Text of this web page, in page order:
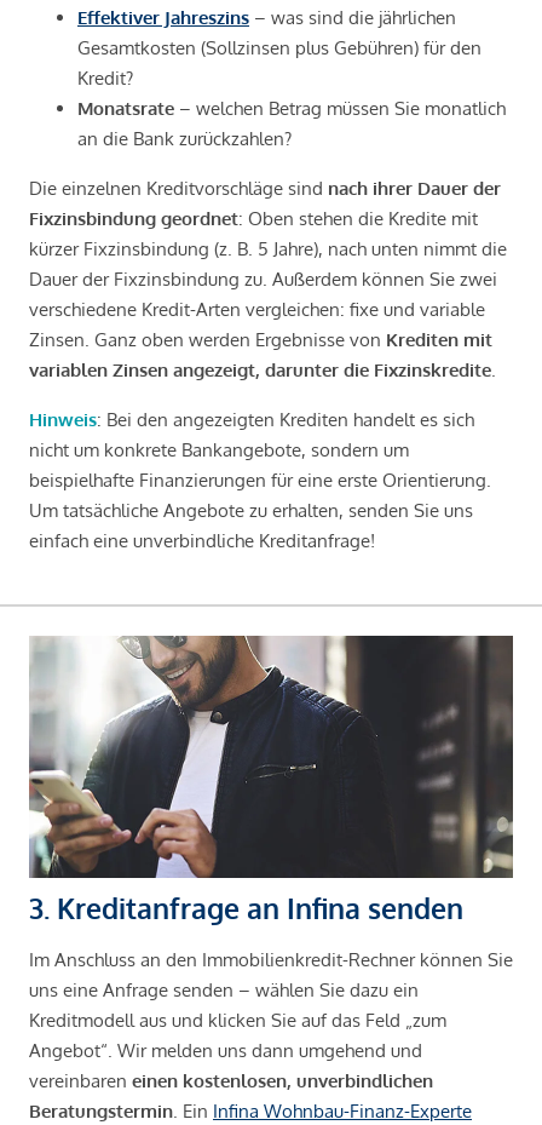
Effektiver Jahreszins – was sind die jährlichen
Gesamtkosten (Sollzinsen plus Gebühren) für den
Kredit?
Monatsrate – welchen Betrag müssen Sie monatlich
an die Bank zurückzahlen?
Die einzelnen Kreditvorschläge sind nach ihrer Dauer der
Fixzinsbindung geordnet: Oben stehen die Kredite mit
kürzer Fixzinsbindung (z. B. 5 Jahre), nach unten nimmt die
Dauer der Fixzinsbindung zu. Außerdem können Sie zwei
verschiedene Kredit-Arten vergleichen: fixe und variable
Zinsen. Ganz oben werden Ergebnisse von Krediten mit
variablen Zinsen angezeigt, darunter die Fixzinskredite
Hinweis: Bei den angezeigten Krediten handelt es sich
nicht um konkrete Bankangebote, sondern um
beispielhafte Finanzierungen für eine erste Orientierung.
Um tatsächliche Angebote zu erhalten, senden Sie uns
einfach eine unverbindliche Kreditanfrage!
3. Kreditanfrage an Infina senden
Im Anschluss an den Immobilienkredit-Rechner können Sie
uns eine Anfrage senden – wählen Sie dazu ein
Kreditmodell aus und klicken Sie auf das Feld „zum
Angebot“. Wir melden uns dann umgehend und
vereinbaren einen kostenlosen, unverbindlichen
Beratungstermin . Ein Infina Wohnbau-Finanz-Experte